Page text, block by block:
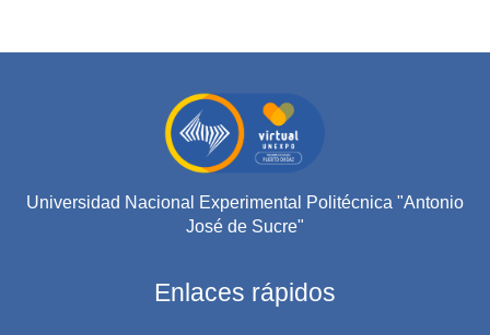
Universidad Nacional Experimental Politécnica "Antonio
José de Sucre"
Enlaces rápidos